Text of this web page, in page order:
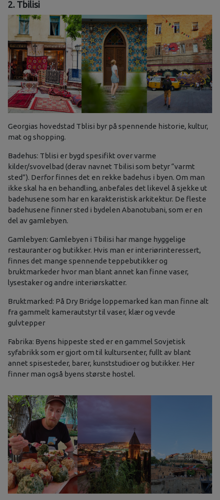
2. Tbilisi
Georgias hovedstad Tblisi byr på spennende historie, kultur,
mat og shopping.
Badehus: Tblisi er bygd spesifikt over varme
kilder/svovelbad (derav navnet Tbilisi som betyr “varmt
sted”). Derfor finnes det en rekke badehus i byen. Om man
ikke skal ha en behandling, anbefales det likevel å sjekke ut
badehusene som har en karakteristisk arkitektur. De fleste
badehusene finner sted i bydelen Abanotubani, som er en
del av gamlebyen.
Gamlebyen: Gamlebyen i Tbilisi har mange hyggelige
restauranter og butikker. Hvis man er interiørinteressert,
finnes det mange spennende teppebutikker og
bruktmarkeder hvor man blant annet kan finne vaser,
lysestaker og andre interiørskatter.
Bruktmarked: På Dry Bridge loppemarked kan man finne alt
fra gammelt kamerautstyr til vaser, klær og vevde
gulvtepper
Fabrika: Byens hippeste sted er en gammel Sovjetisk
syfabrikk som er gjort om til kultursenter, fullt av blant
annet spisesteder, barer, kunststudioer og butikker. Her
finner man også byens største hostel.